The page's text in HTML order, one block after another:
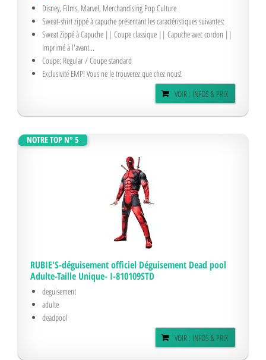
Disney, Films, Marvel, Merchandising Pop Culture
Sweat-shirt zippé à capuche présentant les caractéristiques suivantes:
Sweat Zippé à Capuche || Coupe classique || Capuche avec cordon ||
Imprimé à l'avant...
Coupe: Regular / Coupe standard
Exclusivité EMP! Vous ne le trouverez que chez nous!
VOIR : INFOS & PRIX
NOTRE TOP N° 5
RUBIE'S-déguisement officiel Déguisement Dead pool
Adulte-Taille Unique- I-810109STD
deguisement
adulte
deadpool
VOIR : INFOS & PRIX